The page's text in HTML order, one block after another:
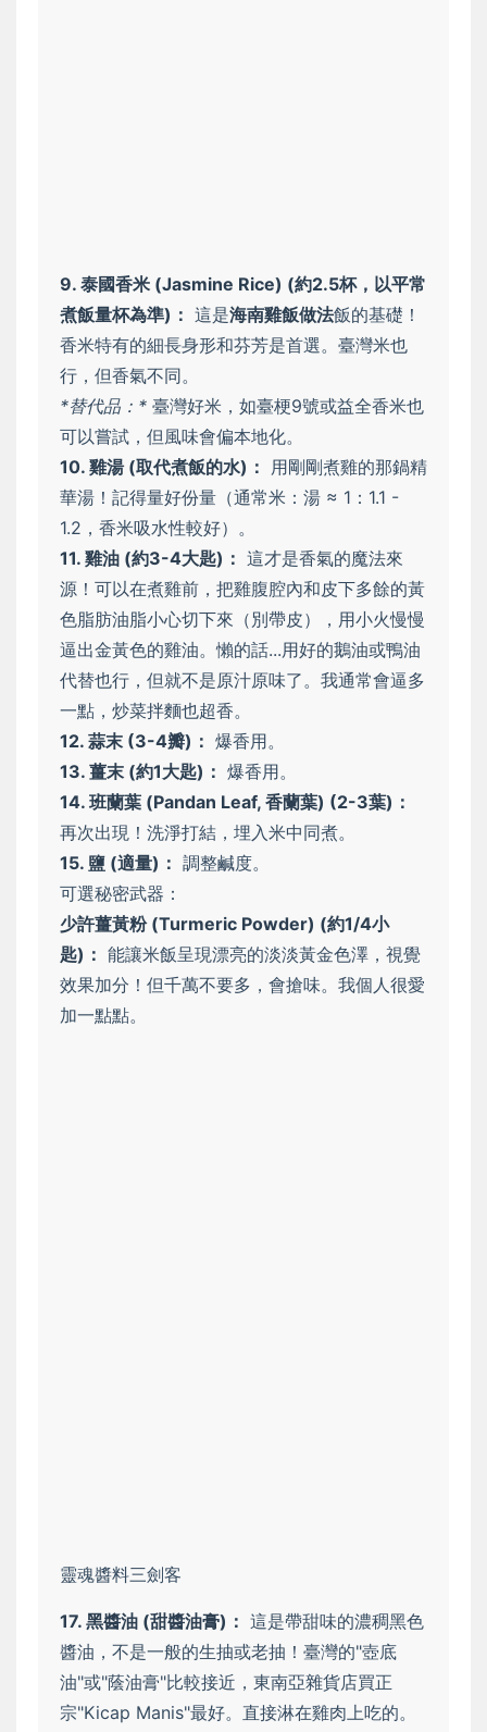
9. 泰國香米 (Jasmine Rice) (約2.5杯，以平常
煮飯量杯為準)： 這是海南雞飯做法飯的基礎！
香米特有的細長身形和芬芳是首選。臺灣米也
行，但香氣不同。
*替代品：* 臺灣好米，如臺梗9號或益全香米也
可以嘗試，但風味會偏本地化。
10. 雞湯 (取代煮飯的水)： 用剛剛煮雞的那鍋精
華湯！記得量好份量（通常米：湯 ≈ 1：1.1 -
1.2，香米吸水性較好）。
11. 雞油 (約3-4大匙)： 這才是香氣的魔法來
源！可以在煮雞前，把雞腹腔內和皮下多餘的黃
色脂肪油脂小心切下來（別帶皮），用小火慢慢
逼出金黃色的雞油。懶的話...用好的鵝油或鴨油
代替也行，但就不是原汁原味了。我通常會逼多
一點，炒菜拌麵也超香。
12. 蒜末 (3-4瓣)： 爆香用。
13. 薑末 (約1大匙)： 爆香用。
14. 班蘭葉 (Pandan Leaf, 香蘭葉) (2-3葉)：
再次出現！洗淨打結，埋入米中同煮。
15. 鹽 (適量)： 調整鹹度。
可選秘密武器：
少許薑黃粉 (Turmeric Powder) (約1/4小
匙)： 能讓米飯呈現漂亮的淡淡黃金色澤，視覺
效果加分！但千萬不要多，會搶味。我個人很愛
加一點點。
靈魂醬料三劍客
17. 黑醬油 (甜醬油膏)： 這是帶甜味的濃稠黑色
醬油，不是一般的生抽或老抽！臺灣的"壺底
油"或"蔭油膏"比較接近，東南亞雜貨店買正
宗"Kicap Manis"最好。直接淋在雞肉上吃的。